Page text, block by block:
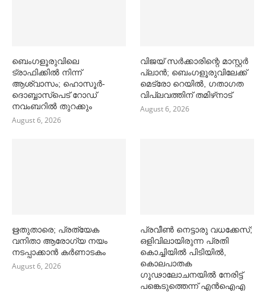
ബെംഗളൂരുവിലെ
ട്രാഫിക്കില്‍ നിന്ന്
ആശ്വാസം; ഹൊസൂര്‍-
ദൊബ്ബാസ്പെട് റോഡ്
നവംബറില്‍ തുറക്കും
August 6, 2026
വിജയ് സര്‍ക്കാരിന്റെ മാസ്റ്റര്‍
പ്ലാന്‍; ബെംഗളൂരുവിലേക്ക്
മെട്രോ റെയില്‍, ഗതാഗത
വിപ്ലവത്തിന് തമിഴ്‌നാട്
August 6, 2026
ഋതുതാരെ; പ്രത്യേക
വനിതാ ആരോഗ്യ നയം
നടപ്പാക്കാൻ കര്‍ണാടകം
August 6, 2026
പ്രവീൺ നെട്ടാരു വധക്കേസ്;
ഒളിവിലായിരുന്ന പ്രതി
കൊച്ചിയിൽ പിടിയിൽ,
കൊലപാതക
ഗൂഢാലോചനയിൽ നേരിട്ട്
പങ്കെടുത്തെന്ന് എൻഐഎ